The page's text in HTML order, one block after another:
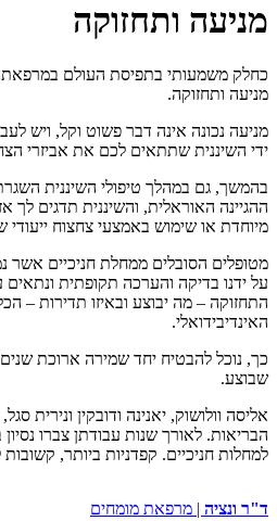
מניעה ותחזוקה
כחלק משמעותי בתפיסת העולם
מניעה ותחזוקה.
מניעה נכונה אינה דבר פשוט וקל, ויש
ידי השיננית שתתאים לכם את אביזרי
בהמשך, גם במהלך טיפולי השיננית
ההגיינה האוראלית, והשיננית תדגים
מיוחדת או שימוש באמצעי צחצוח ייעודי
מטופלים הסובלים ממחלת חניכיים אשר
על ידנו בדיקה והערכה תקופתית
התחזוקה – מה יבוצע ובאיזו תדירות –
האינדיבידואלי.
כך, נוכל להבטיח יחד שמירה ארוכת
שבוצע.
אליסה וולושוק, יאנינה ודובקין ונירית
הבריאות. לאורך שנות עבודתן צברו נסיון
למחלות חניכיים. קפדניות ביותר, קשובות
ד"ר ונציה | מרפאת מומחים